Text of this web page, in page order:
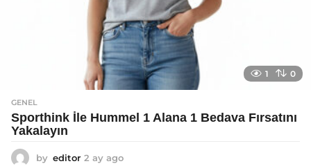
1 0
GENEL
Sporthink İle Hummel 1 Alana 1 Bedava Fırsatını
Yakalayın
by editor 2 ay ago